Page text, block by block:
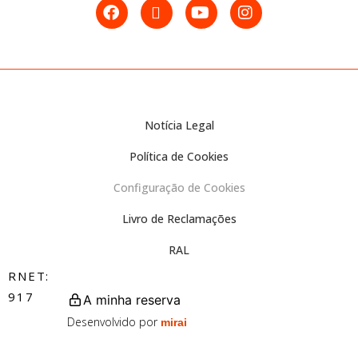
Notícia Legal
Política de Cookies
Configuração de Cookies
Livro de Reclamações
RAL
RNET:
917
A minha reserva
Desenvolvido por mirai